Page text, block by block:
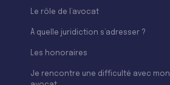
Le rôle de l’avocat
À quelle juridiction s’adresser ?
Les honoraires
Je rencontre une difficulté avec mon